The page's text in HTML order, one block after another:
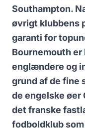
Southampton.
øvrigt klubbens
garanti for
Bournemouth
englændere og
grund af de fine
de engelske øer
det franske
fodboldklub